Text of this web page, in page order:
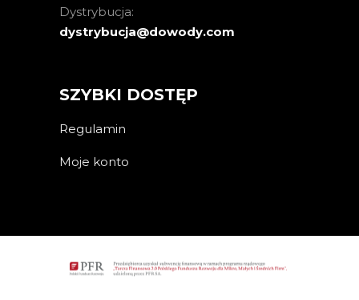
Dystrybucja:
dystrybucja@dowody.com
SZYBKI DOSTĘP
Regulamin
Moje konto